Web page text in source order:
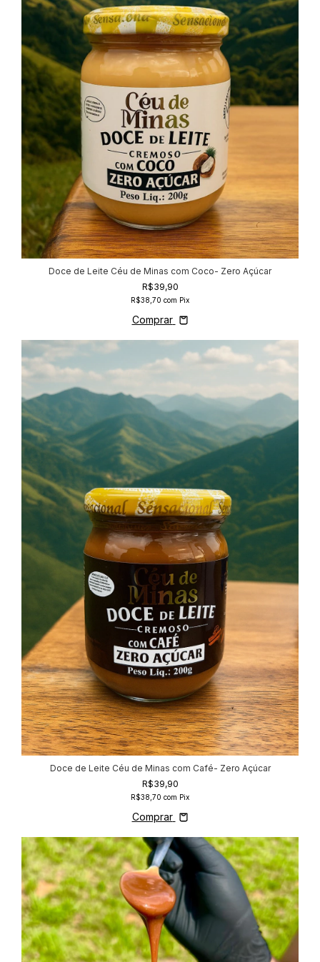
Doce de Leite Céu de Minas com Coco- Zero Açúcar
R$39,90
R$38,70 com Pix
Comprar
Doce de Leite Céu de Minas com Café- Zero Açúcar
R$39,90
R$38,70 com Pix
Comprar